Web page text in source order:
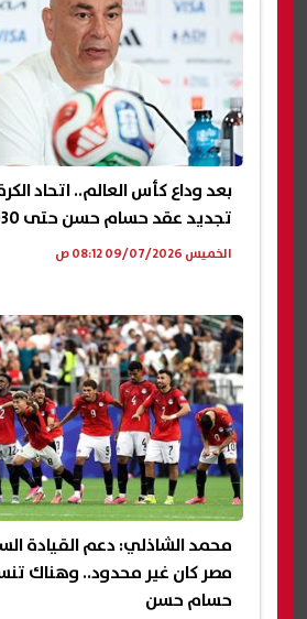
بعد وداع كأس العالم.. اتحاد
تجديد عقد حسام حسن حتى 2030
الخميس 09/07/2026 08:12 ص
محمد الشاذلي: دعم القيادة
مصر كان غير محدود.. وهناك
حسام حسن